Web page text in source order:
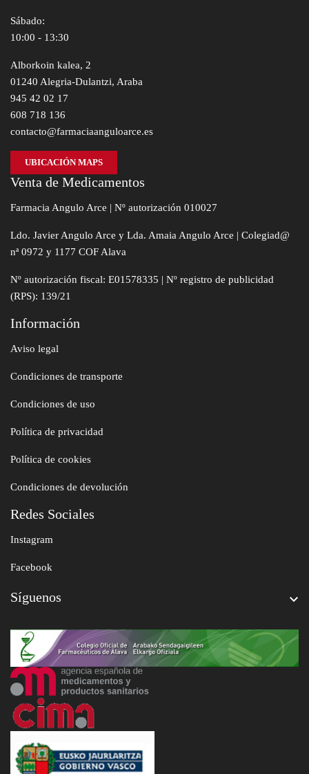
Sábado:
10:00 - 13:30
Alborkoin kalea, 2
01240 Alegria-Dulantzi, Araba
945 42 02 17
608 718 136
contacto@farmaciaanguloarce.es
UBICACIÓN MAPS
Venta de Medicamentos
Farmacia Angulo Arce | Nº autorización 010027
Ldo. Javier Angulo Arce y Lda. Amaia Angulo Arce | Colegiad@
nª 0972 y 1177 COF Alava
Nº autorización fiscal: E01578335 | Nº registro de publicidad
(RPS): 139/21
Información
Aviso legal
Condiciones de transporte
Condiciones de uso
Política de privacidad
Política de cookies
Condiciones de devolución
Redes Sociales
Instagram
Facebook
Síguenos 